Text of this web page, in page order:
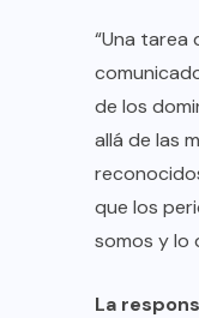
“Una tarea
de los
allá de las
que los
somos y lo
La